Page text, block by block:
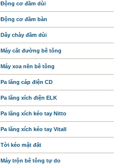
Động cơ đầm dùi
Động cơ đầm bàn
Dây chày đầm dùi
Máy cắt đường bê tông
Máy xoa nền bê tông
Pa lăng cáp điện CD
Pa lăng xích điện ELK
Pa lăng xích kéo tay Nitto
Pa lăng xích kéo tay Vitall
Tời kéo mặt đất
Máy trộn bê tông tự do